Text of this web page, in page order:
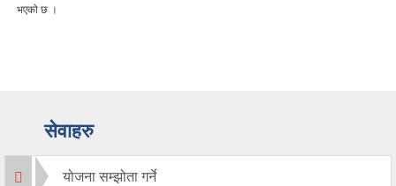
भएको छ ।
सेवाहरु
योजना सम्झोता गर्ने